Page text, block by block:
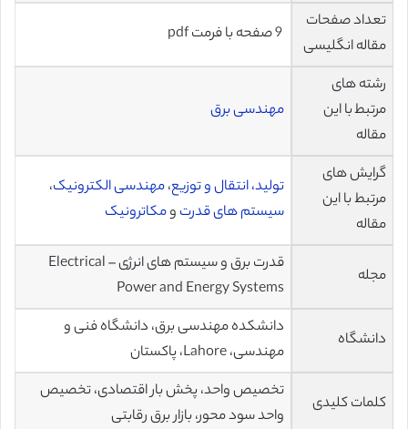
تعداد صفحات
مقاله انگلیسی
رشته های
مرتبط با این
مقاله
مهندسی برق
گرایش های
مرتبط با این
مقاله
تولید، انتقال و توزیع،مهندسی الکترونیک،
سیستم های قدرت ومکاترونیک
مجله
قدرت برق و سیستم های انرژی – Electrical
Power and Energy Systems
دانشگاه
دانشکده مهندسی برق، دانشگاه فنی و
مهندسی، Lahore، پاکستان
کلمات کلیدی
تخصیص واحد، پخش بار اقتصادی، تخصیص
واحد سود محور، بازار برق رقابتی